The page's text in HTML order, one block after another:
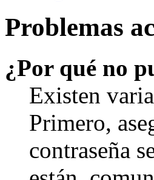
Problemas
¿Por qué no
Existen
Primero,
contraseña